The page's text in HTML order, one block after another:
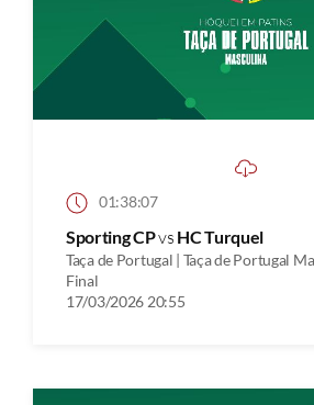
01:38:07
Sporting CPvs HC Turquel
Taça de Portugal | Taça de Portugal
Final
17/03/2026 20:55